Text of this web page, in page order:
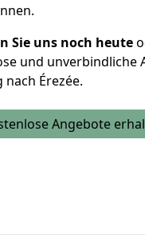
Sie uns noch heute
und unverbindliche
Érezée.
Angebote